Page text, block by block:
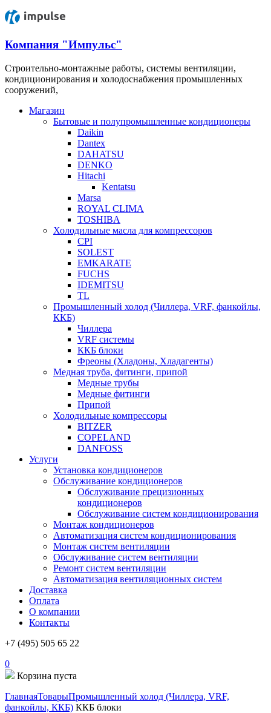
Компания "Импульс"
Строительно-монтажные работы, системы вентиляции,
кондиционирования и холодоснабжения промышленных
сооружений,
Магазин
Бытовые и полупромышленные кондиционеры
Daikin
Dantex
DAHATSU
DENKO
Hitachi
Kentatsu
Marsa
ROYAL CLIMA
TOSHIBA
Холодильные масла для компрессоров
CPI
SOLEST
EMKARATE
FUCHS
IDEMITSU
TL
Промышленный холод (Чиллера, VRF, фанкойлы,
ККБ)
Чиллера
VRF системы
ККБ блоки
Фреоны (Хладоны, Хладагенты)
Медная труба, фитинги, припой
Медные трубы
Медные фитинги
Припой
Холодильные компрессоры
BITZER
COPELAND
DANFOSS
Услуги
Установка кондиционеров
Обслуживание кондиционеров
Обслуживание прецизионных
кондиционеров
Обслуживание систем кондиционирования
Монтаж кондиционеров
Автоматизация систем кондиционирования
Монтаж систем вентиляции
Обслуживание систем вентиляции
Ремонт систем вентиляции
Автоматизация вентиляционных систем
Доставка
Оплата
О компании
Контакты
+7 (495) 505 65 22
0
Корзина пуста
ГлавнаяТоварыПромышленный холод (Чиллера, VRF,
фанкойлы, ККБ) ККБ блоки